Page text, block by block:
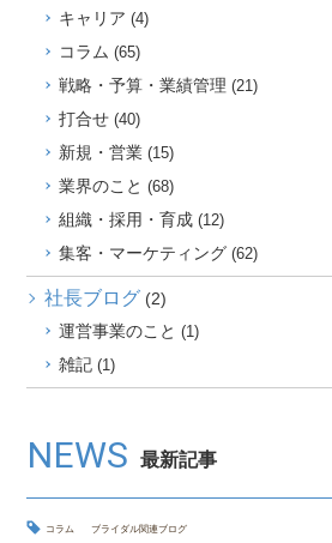
キャリア (4)
コラム (65)
戦略・予算・業績管理 (21)
打合せ(40)
新規・営業(15)
業界のこと (68)
組織・採用・育成(12)
集客・マーケティング(62)
社長ブログ (2)
運営事業のこと (1)
雑記(1)
NEWS 最新記事
コラム ブライダル関連ブログ